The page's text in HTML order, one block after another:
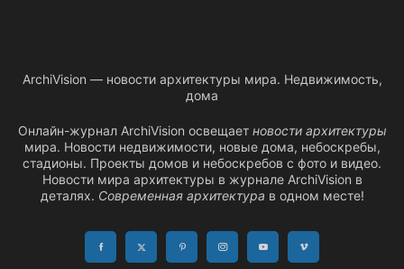
ArchiVision — новости архитектуры мира. Недвижимость,
дома
Онлайн-журнал ArchiVision освещает новости архитектуры
мира. Новости недвижимости, новые дома, небоскребы,
стадионы. Проекты домов и небоскребов с фото и видео.
Новости мира архитектуры в журнале ArchiVision в
деталях. Современная архитектура в одном месте!